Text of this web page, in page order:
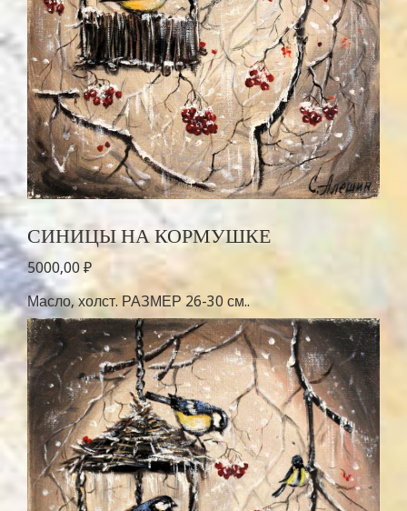
СИНИЦЫ НА КОРМУШКЕ
5000,00 ₽
Масло, холст. РАЗМЕР 26-30 см..